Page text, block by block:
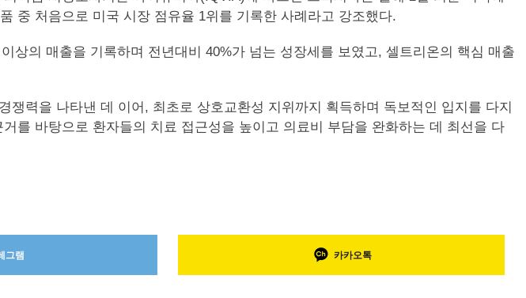
중 처음으로 미국 시장 점유율 1위를 기록한 사례라고 강조했다.
상의 매출을 기록하며 전년대비 40%가 넘는 성장세를 보였고, 셀트리온의 핵심 매출
력을 나타낸 데 이어, 최초로 상호교환성 지위까지 획득하며 독보적인 입지를 다지
를 바탕으로 환자들의 치료 접근성을 높이고 의료비 부담을 완화하는 데 최선을 다
그램 카카오톡